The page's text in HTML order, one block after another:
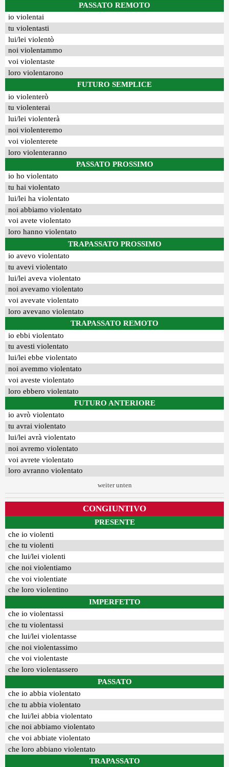
PASSATO REMOTO
io violentai
tu violentasti
lui/lei violentò
noi violentammo
voi violentaste
loro violentarono
FUTURO SEMPLICE
io violenterò
tu violenterai
lui/lei violenterà
noi violenteremo
voi violenterete
loro violenteranno
PASSATO PROSSIMO
io ho violentato
tu hai violentato
lui/lei ha violentato
noi abbiamo violentato
voi avete violentato
loro hanno violentato
TRAPASSATO PROSSIMO
io avevo violentato
tu avevi violentato
lui/lei aveva violentato
noi avevamo violentato
voi avevate violentato
loro avevano violentato
TRAPASSATO REMOTO
io ebbi violentato
tu avesti violentato
lui/lei ebbe violentato
noi avemmo violentato
voi aveste violentato
loro ebbero violentato
FUTURO ANTERIORE
io avrò violentato
tu avrai violentato
lui/lei avrà violentato
noi avremo violentato
voi avrete violentato
loro avranno violentato
weiter unten
CONGIUNTIVO
PRESENTE
che io violenti
che tu violenti
che lui/lei violenti
che noi violentiamo
che voi violentiate
che loro violentino
IMPERFETTO
che io violentassi
che tu violentassi
che lui/lei violentasse
che noi violentassimo
che voi violentaste
che loro violentassero
PASSATO
che io abbia violentato
che tu abbia violentato
che lui/lei abbia violentato
che noi abbiamo violentato
che voi abbiate violentato
che loro abbiano violentato
TRAPASSATO